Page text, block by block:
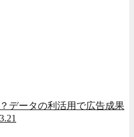
データの利活用で広告成果